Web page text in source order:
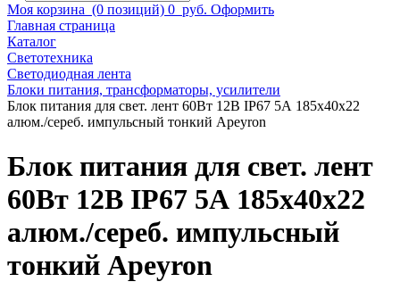
Моя корзина (0 позиций) 0 руб. Оформить
Главная страница
Каталог
Светотехника
Светодиодная лента
Блоки питания, трансформаторы, усилители
Блок питания для свет. лент 60Вт 12В IP67 5А 185х40х22
алюм./сереб. импульсный тонкий Apeyron
Блок питания для свет. лент
60Вт 12В IP67 5А 185х40х22
алюм./сереб. импульсный
тонкий Apeyron